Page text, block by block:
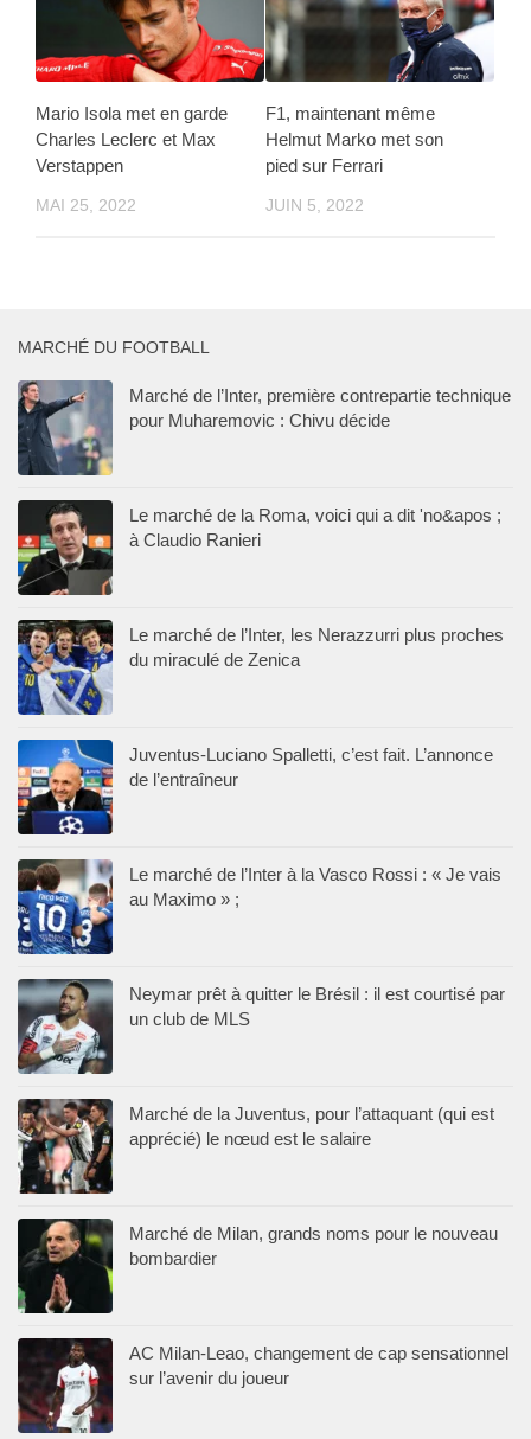
Mario Isola met en garde
Charles Leclerc et Max
Verstappen
MAI 25, 2022
F1, maintenant même
Helmut Marko met son
pied sur Ferrari
JUIN 5, 2022
MARCHÉ DU FOOTBALL
Marché de l’Inter, première contrepartie technique
pour Muharemovic : Chivu décide
Le marché de la Roma, voici qui a dit 'no&apos ;
à Claudio Ranieri
Le marché de l’Inter, les Nerazzurri plus proches
du miraculé de Zenica
Juventus-Luciano Spalletti, c’est fait. L’annonce
de l’entraîneur
Le marché de l’Inter à la Vasco Rossi : « Je vais
au Maximo » ;
Neymar prêt à quitter le Brésil : il est courtisé par
un club de MLS
Marché de la Juventus, pour l’attaquant (qui est
apprécié) le nœud est le salaire
Marché de Milan, grands noms pour le nouveau
bombardier
AC Milan-Leao, changement de cap sensationnel
sur l’avenir du joueur